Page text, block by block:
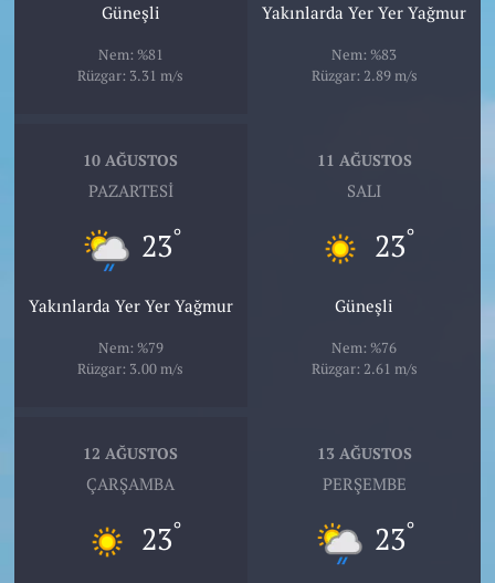
Güneşli
Nem: %81
Rüzgar: 3.31 m/s
Yakınlarda Yer Yer Yağmur
Nem: %83
Rüzgar: 2.89 m/s
10 AĞUSTOS
PAZARTESI
23°
Yakınlarda Yer Yer Yağmur
Nem: %79
Rüzgar: 3.00 m/s
11 AĞUSTOS
SALI
23°
Güneşli
Nem: %76
Rüzgar: 2.61 m/s
12 AĞUSTOS
ÇARŞAMBA
23°
13 AĞUSTOS
PERŞEMBE
23°